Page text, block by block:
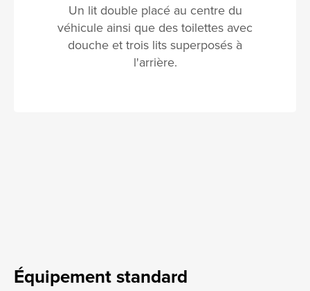
Un lit double placé au centre du
véhicule ainsi que des toilettes avec
douche et trois lits superposés à
l'arrière.
Équipement standard